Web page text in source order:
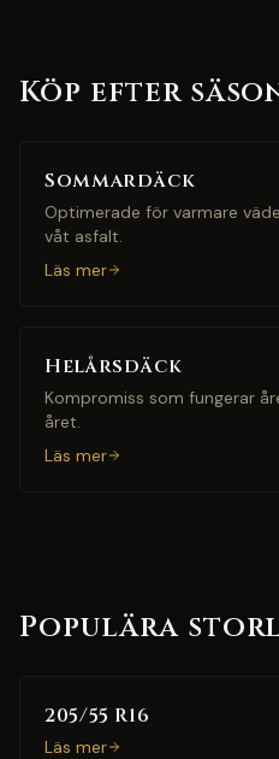
Köp efter
Sommardäck
Optimerade för varmare
våt asfalt.
Läs mer
Helårsdäck
Kompromiss som fungerar
året.
Läs mer
Populära
205/55 R16
Läs mer